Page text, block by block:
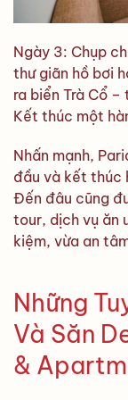
Ngày 3: Chụp
thư giãn hồ bơi
ra biển Trà Cổ
Kết thúc một
Nhấn mạnh,
đầu và kết thúc
Đến đâu cũng
tour, dịch vụ ăn
kiệm, vừa an
Những
Và Săn
&